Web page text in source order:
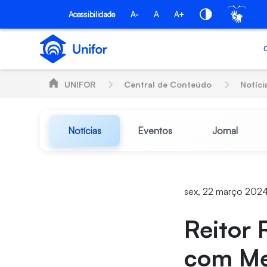
Pular para o Conteúdo principal
Acessibilidade A- A A+
UNIFOR Central de Conteúdo
Notícias Eventos Jornal
sex, 22 março
Reitor
com